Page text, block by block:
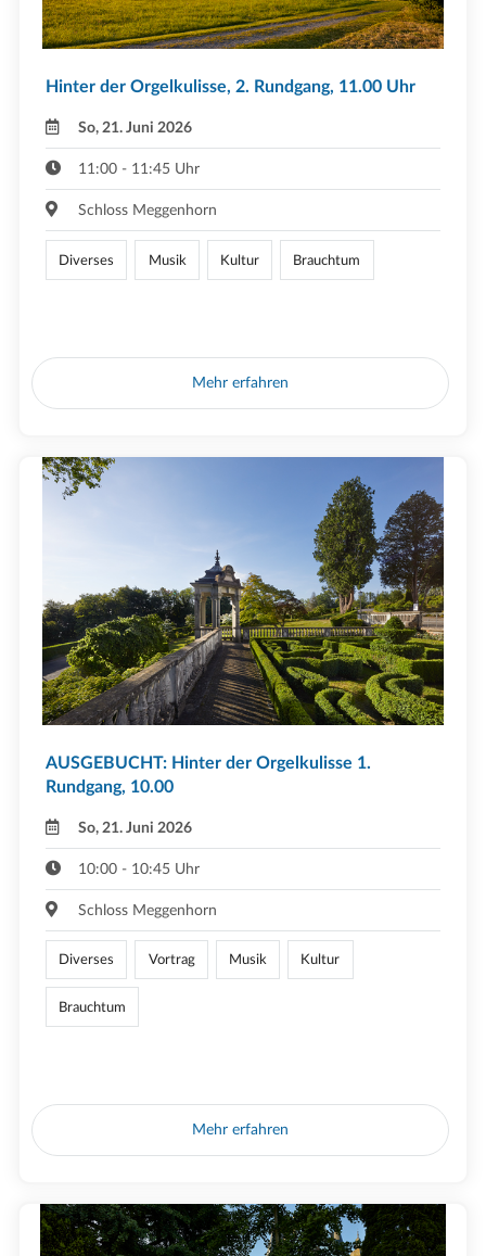
Hinter der Orgelkulisse, 2. Rundgang, 11.00 Uhr
So, 21. Juni 2026
11:00 - 11:45 Uhr
Schloss Meggenhorn
Diverses Musik Kultur Brauchtum
Mehr erfahren
AUSGEBUCHT: Hinter der Orgelkulisse 1.
Rundgang, 10.00
So, 21. Juni 2026
10:00 - 10:45 Uhr
Schloss Meggenhorn
Diverses Vortrag Musik Kultur
Brauchtum
Mehr erfahren